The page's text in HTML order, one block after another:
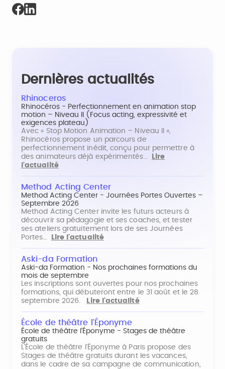
Dernières actualités
Rhinoceros
Rhinocéros - Perfectionnement en animation stop
motion – Niveau II (Focus acting, expressivité et
exigences plateau)
Avec « Stop Motion Animation – Niveau II »,
Rhinocéros propose un parcours de
perfectionnement inédit, conçu pour permettre à
des animateurs déjà expérimentés…
Lire
l'actualité
Method Acting Center
Method Acting Center - Journées Portes Ouvertes –
Septembre 2026
Method Acting Center invite les futurs acteurs à
découvrir sa pédagogie et ses coaches, et tester
ses ateliers gratuitement lors de ses Journées
Portes…
Lire l'actualité
Aski-da Formation
Aski-da Formation - Nos prochaines formations du
mois de septembre
Les inscriptions sont ouvertes pour nos prochaines
formations, qui débuteront entre le 31 août et le 28
septembre 2026.
Lire l'actualité
École de théâtre l'Éponyme
École de théâtre l'Éponyme - Stages de théâtre
gratuits
L'École de théâtre l'Éponyme à Paris propose des
Stages de théâtre gratuits durant les vacances,
dans le cadre de sa campagne de communication,